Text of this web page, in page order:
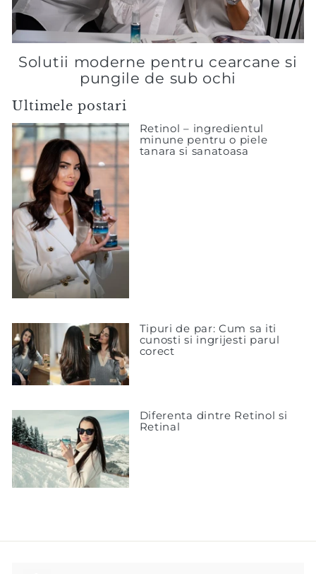
Solutii moderne pentru cearcane si
pungile de sub ochi
Ultimele postari
Retinol – ingredientul
minune pentru o piele
tanara si sanatoasa
Tipuri de par: Cum sa iti
cunosti si ingrijesti parul
corect
Diferenta dintre Retinol si
Retinal